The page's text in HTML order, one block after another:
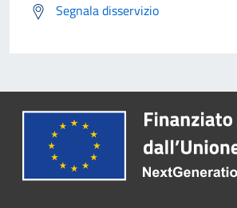
Segnala disservizio